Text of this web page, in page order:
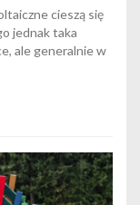
cieszą się
jednak taka
ale generalnie w